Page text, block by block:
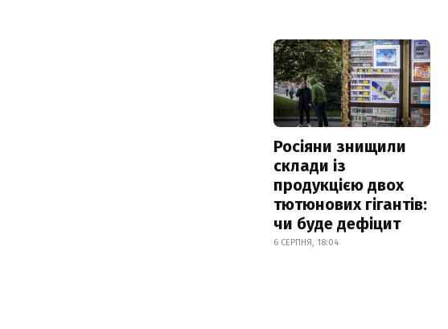
Росіяни знищили
склади із
продукцією двох
тютюнових гігантів:
чи буде дефіцит
6 СЕРПНЯ, 18:04